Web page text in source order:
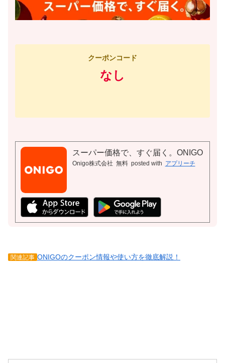
クーポンコード
なし
スーパー価格で、すぐ届く。ONIGO
Onigo株式会社 無料 posted with アプリーチ
関連記事 ONIGOのクーポン情報や使い方を徹底解説！